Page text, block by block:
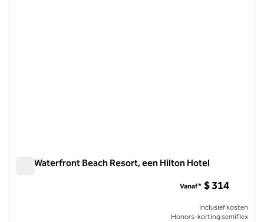
The Waterfront Beach Resort, een Hilton Hotel
Vanaf* $ 314
Inclusief kosten
Honors-korting semiflex